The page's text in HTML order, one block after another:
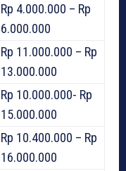
Rp 4.000.000 – Rp
6.000.000
Rp 11.000.000 – Rp
13.000.000
Rp 10.000.000- Rp
15.000.000
Rp 10.400.000 – Rp
16.000.000